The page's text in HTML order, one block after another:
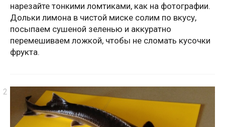
нарезайте тонкими ломтиками, как на фотографии.
Дольки лимона в чистой миске солим по вкусу,
посыпаем сушеной зеленью и аккуратно
перемешиваем ложкой, чтобы не сломать кусочки
фрукта.